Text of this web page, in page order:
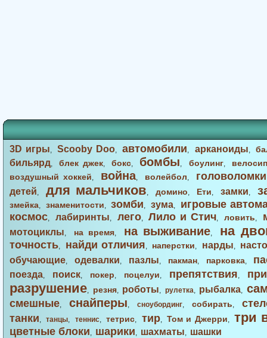
3D игры,Scooby Doo,автомобили, арканоиды,
бильярд,блек джек,бокс, бомбы, боулинг,
воздушный хоккей, война, волейбол, головоломки
детей, для мальчиков, домино, Ети, замки,
змейка, знаменитости,зомби, зума,
игровые
космос, лабиринты, лего,Лило и Стич,ловить,
мотоциклы, на время, на выживание, на
точность, найди отличия, наперстки, нарды,
обучающие, одевалки, пазлы, пакман, парковка,
поезда, поиск, покер, поцелуи, препятствия,
разрушение, резня, роботы, рулетка, рыбалка,
смешные, снайперы, сноубординг, собирать,
танки,танцы, теннис,тетрис, тир,Том и Джерри, три
цветные блоки, шарики, шахматы, шашки